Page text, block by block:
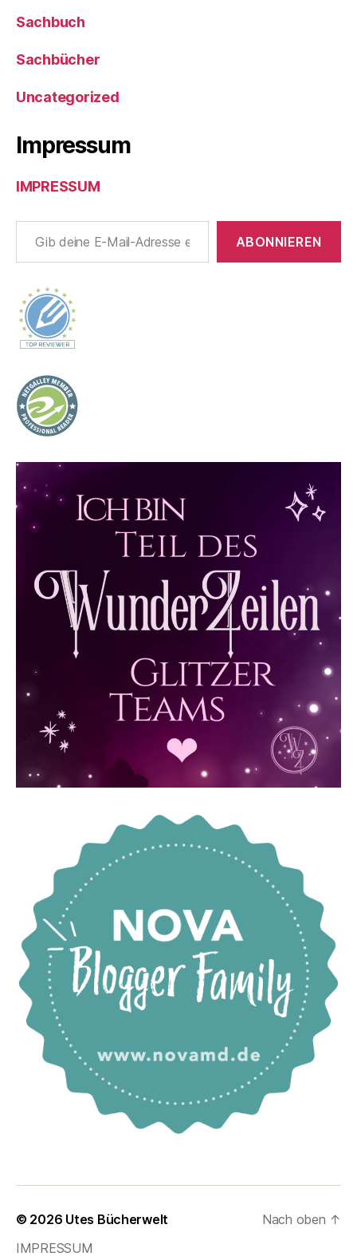
Sachbuch
Sachbücher
Uncategorized
Impressum
IMPRESSUM
Gib deine E-Mail-Adresse ein ...
ABONNIEREN
© 2026 Utes Bücherwelt
IMPRESSUM
Nach oben ↑